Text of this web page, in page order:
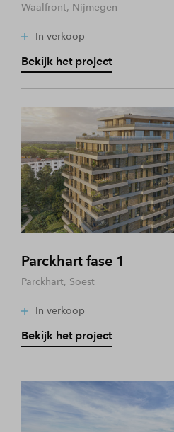
Waalfront, Nijmegen
In verkoop
Bekijk het project
Parckhart fase 1
Parckhart, Soest
In verkoop
Bekijk het project